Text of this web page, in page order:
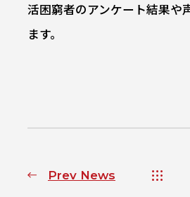
活困窮者のアンケート結果や
ます。
Prev News